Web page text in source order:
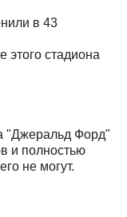
в 43
этого стадиона
"Джеральд Форд"
и полностью
не могут.